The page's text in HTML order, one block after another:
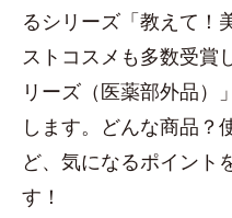
るシリーズ「教えて！
ストコスメも多数受賞
リーズ（医薬部外品）
します。どんな商品？
ど、気になるポイント
す！